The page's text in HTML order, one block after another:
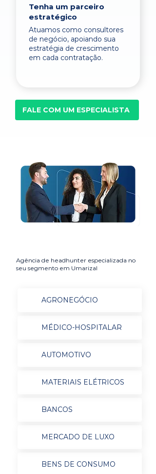
Tenha um parceiro
estratégico
Atuamos como consultores
de negócio, apoiando sua
estratégia de crescimento
em cada contratação.
FALE COM UM ESPECIALISTA
Agência de headhunter especializada no
seu segmento em Umarizal
AGRONEGÓCIO
MÉDICO-HOSPITALAR
AUTOMOTIVO
MATERIAIS ELÉTRICOS
BANCOS
MERCADO DE LUXO
BENS DE CONSUMO